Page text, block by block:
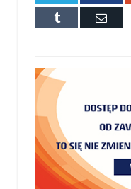
Tumblr
E-